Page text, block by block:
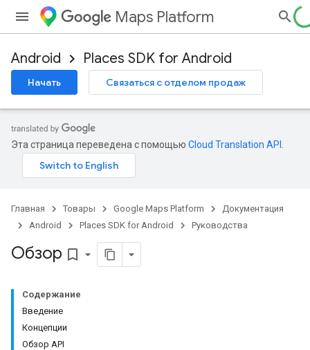
Maps Platform
Android Places SDK for Android
Начать Связаться с отделом продаж
Эта страница переведена с помощью Cloud Translation API
Главная Товары Google Maps Platform
Документация
Android
Places SDK for Android Руководства
Обзор bookmark_border
Содержание
Введение
Концепции
Обзор API